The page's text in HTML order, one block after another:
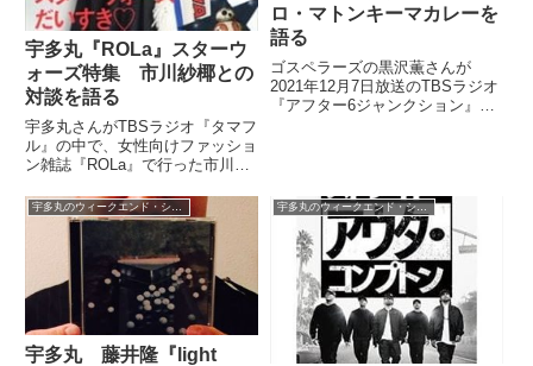
宇多丸『ROLa』スターウ
ォーズ特集 市川紗椰との
対談を語る
宇多丸さんがTBSラジオ『タマフ
ル』の中で、女性向けファッショ
ン雑誌『ROLa』で行った市川紗
ついて話していました。（宇多
丸）あと、『ROLa』っていう
ね、女性向けファション雑誌で。
お馴染み市川紗椰さんとスター...
ロ・マトンキーマカレーを
語る
ゴスペラーズの黒沢薫さんが
2021年12月7日放送のTBSラジオ
『アフター6ジャンクション』の
た。
宇多丸のウィークエンド・シャッフル
宇多丸 藤井隆『light
宇多丸のウィークエンド・シャッフル